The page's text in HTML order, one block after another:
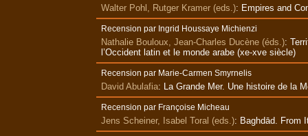
Walter Pohl, Rutger Kramer (eds.): Empires and
Recension par Ingrid Houssaye Michienzi
Nathalie Bouloux, Jean-Charles Ducène (éds.):
l’Occident latin et le monde arabe (xe-xve siècle)
Recension par Marie-Carmen Smyrnelis
David Abulafia: La Grande Mer. Une histoire de la
Recension par Françoise Micheau
Jens Scheiner, Isabel Toral (eds.): Baghdād. From